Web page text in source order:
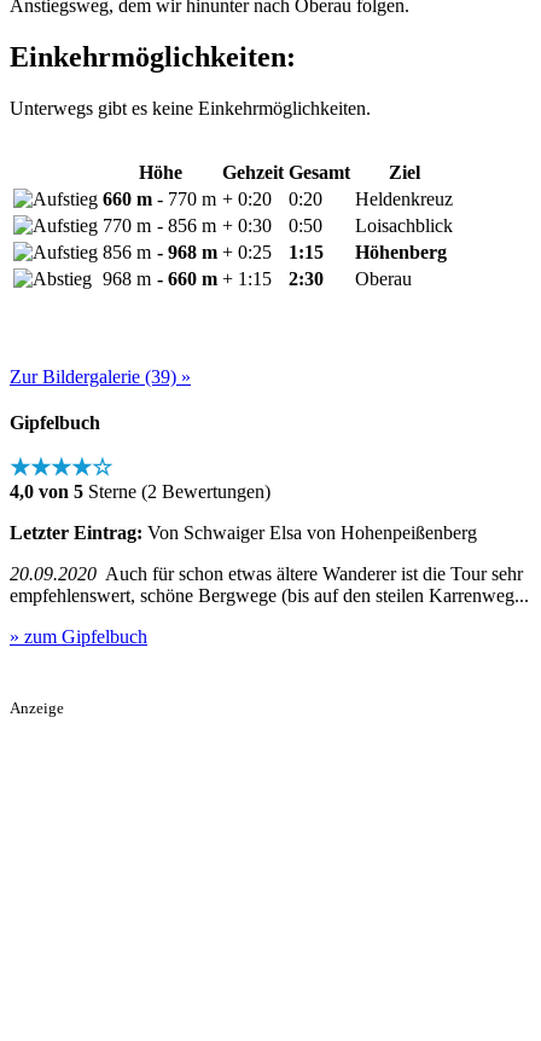
Anstiegsweg, dem wir hinunter nach Oberau folgen.
Einkehrmöglichkeiten:
Unterwegs gibt es keine Einkehrmöglichkeiten.
Höhe Gehzeit Gesamt
Ziel
660 m - 770 m + 0:20 0:20
Heldenkreuz
770 m - 856 m + 0:30 0:50
Loisachblick
856 m - 968 m + 0:25 1:15
Höhenberg
968 m - 660 m + 1:15 2:30 Oberau
Zur Bildergalerie (39) »
Gipfelbuch
★★★★☆
4,0 von 5 Sterne (2 Bewertungen)
Letzter Eintrag: Von Schwaiger Elsa von Hohenpeißenberg
20.09.2020 Auch für schon etwas ältere Wanderer ist die Tour sehr
empfehlenswert, schöne Bergwege (bis auf den steilen Karrenweg...
» zum Gipfelbuch
Anzeige